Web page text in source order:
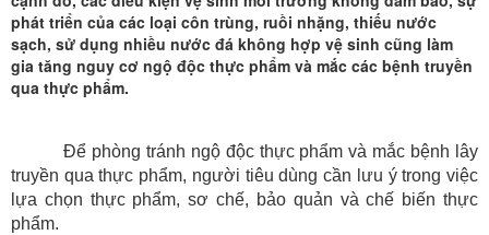
phát triển của các loại côn trùng, ruồi nhặng, thiếu nước
sạch, sử dụng nhiều nước đá không hợp vệ sinh cũng làm
gia tăng nguy cơ ngộ độc thực phẩm và mắc các bệnh truyền
qua thực phẩm.
Để phòng tránh ngộ độc thực phẩm và mắc bệnh lây
truyền qua thực phẩm, người tiêu dùng cần lưu ý trong việc
lựa chọn thực phẩm, sơ chế, bảo quản và chế biến thực
phẩm.